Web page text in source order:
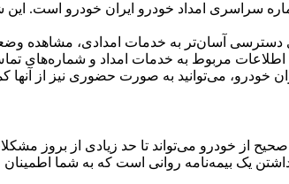
سراسری امداد خودرو ایران خودرو است.
دسترسی آسان‌تر به خدمات امدادی، مشاهده
مربوط به خدمات امداد و شماره‌های تماس
خودرو، می‌توانید به صورت حضوری نیز از آنها
از خودرو می‌تواند تا حد زیادی از بروز
یک بیمه‌نامه روانی است که به شما اطمینان